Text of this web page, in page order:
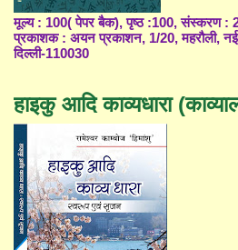
मूल्य : 100( पेपर बैक), पृष्ठ :100, संस्करण :
प्रकाशक : अयन प्रकाशन, 1/20, महरौली, नई
दिल्ली-110030
हाइकु आदि काव्यधारा